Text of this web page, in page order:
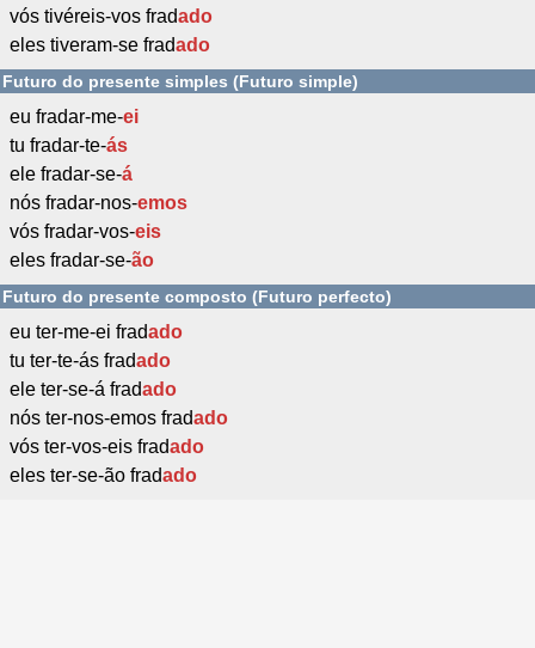
vós tivéreis-vos fradado
eles tiveram-se fradado
Futuro do presente simples (Futuro simple)
eu fradar-me-ei
tu fradar-te-ás
ele fradar-se-á
nós fradar-nos-emos
vós fradar-vos-eis
eles fradar-se-ão
Futuro do presente composto (Futuro perfecto)
eu ter-me-ei fradado
tu ter-te-ás fradado
ele ter-se-á fradado
nós ter-nos-emos fradado
vós ter-vos-eis fradado
eles ter-se-ão fradado